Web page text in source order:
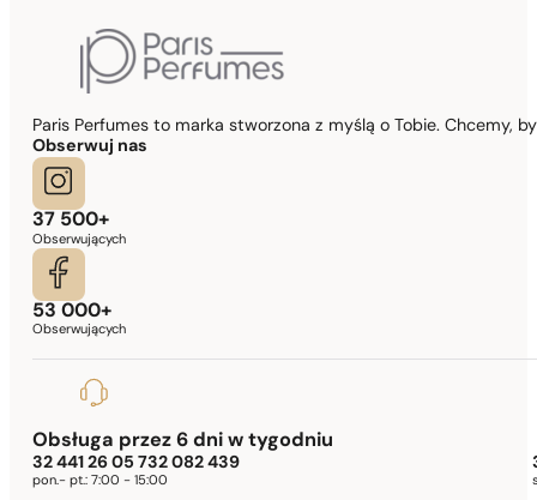
Paris Perfumes to marka stworzona z myślą o Tobie. Chcemy,
Obserwuj nas
37 500+
Obserwujących
53 000+
Obserwujących
Obsługa przez 6 dni w tygodniu
32 441 26 05 732 082 439
pon.- pt.: 7:00 - 15:00